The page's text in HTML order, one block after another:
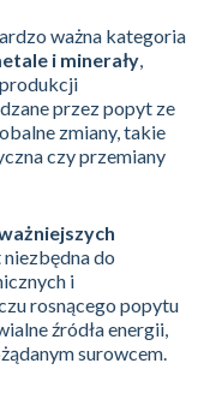
ważna kategoria
i minerały,
przez popyt ze
zmiany, takie
czy przemiany
niezbędna do
i
rosnącego popytu
źródła energii,
surowcem.